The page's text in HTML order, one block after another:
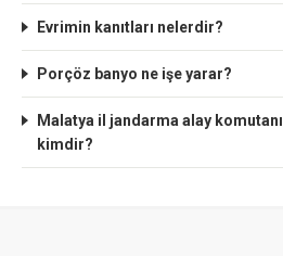
Evrimin kanıtları nelerdir?
Porçöz banyo ne işe yarar?
Malatya il jandarma alay komutanı
kimdir?